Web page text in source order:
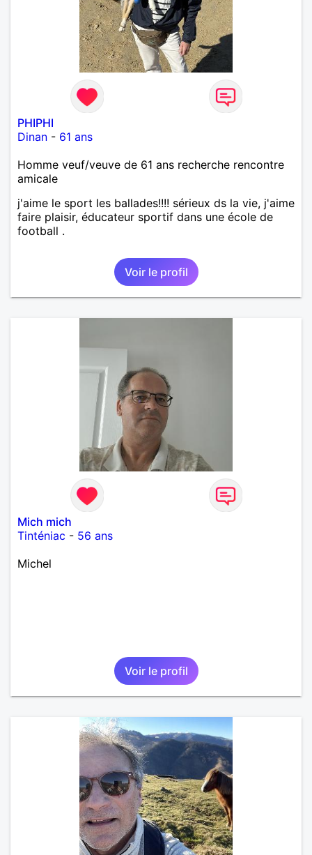
PHIPHI
Dinan - 61 ans
Homme veuf/veuve de 61 ans recherche rencontre
amicale
j'aime le sport les ballades!!!! sérieux ds la vie, j'aime
faire plaisir, éducateur sportif dans une école de
football .
Voir le profil
Mich mich
Tinténiac - 56 ans
Michel
Voir le profil